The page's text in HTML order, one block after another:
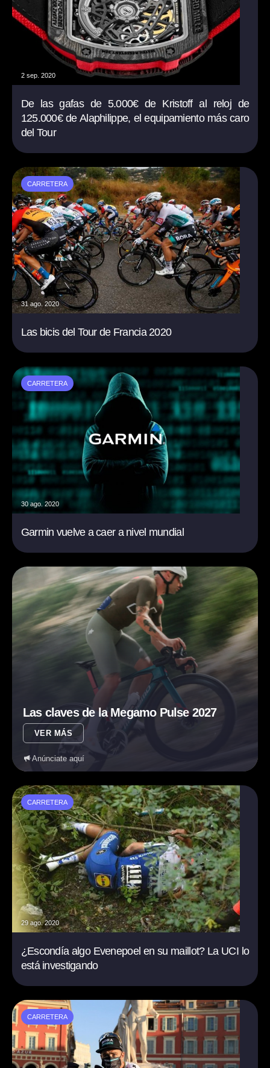
2 sep. 2020
De las gafas de 5.000€ de Kristoff al reloj de
125.000€ de Alaphilippe, el equipamiento más caro
del Tour
CARRETERA
31 ago. 2020
Las bicis del Tour de Francia 2020
CARRETERA
30 ago. 2020
Garmin vuelve a caer a nivel mundial
Las claves de la Megamo Pulse 2027
VER MÁS
Anúnciate aquí
CARRETERA
29 ago. 2020
¿Escondía algo Evenepoel en su maillot? La UCI lo
está investigando
CARRETERA